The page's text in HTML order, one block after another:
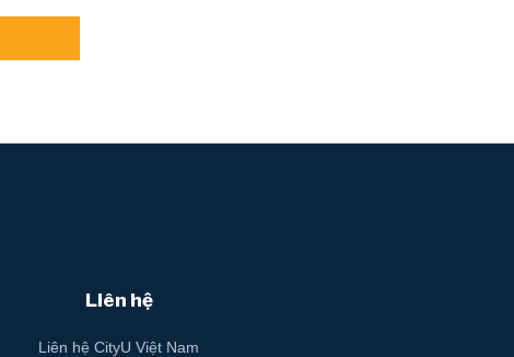
Liên hệ
Liên hệ CityU Việt Nam